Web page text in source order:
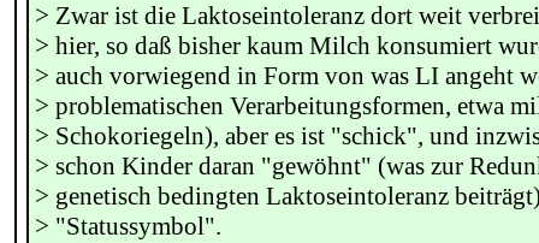
> Zwar ist die Laktoseintoleranz dort weit
> hier, so daß bisher kaum Milch konsumiert
> auch vorwiegend in Form von was LI angeht
> problematischen Verarbeitungsformen, etwa
> Schokoriegeln), aber es ist "schick", und
> schon Kinder daran "gewöhnt" (was zur
> genetisch bedingten Laktoseintoleranz
> "Statussymbol".